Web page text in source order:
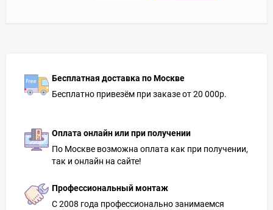
Бесплатная доставка по Москве
Бесплатно привезём при заказе от 20 000р.
Оплата онлайн или при получении
По Москве возможна оплата как при получении,
так и онлайн на сайте!
Профессиональный монтаж
С 2008 года профессионально занимаемся